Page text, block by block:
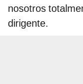
nosotros
dirigente.